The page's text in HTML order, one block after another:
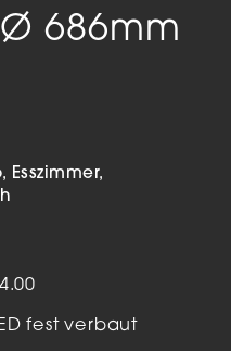
Ø 686mm
Esszimmer
fest verbaut